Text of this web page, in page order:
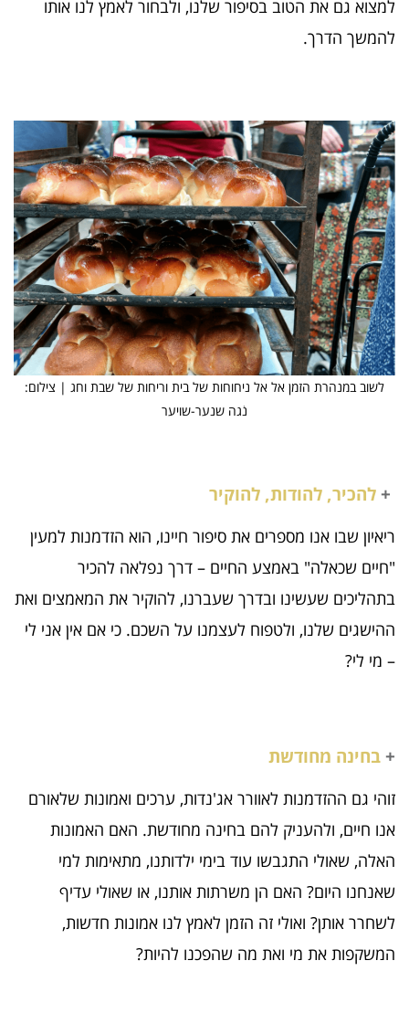
למצוא גם את הטוב בסיפור שלנו, ולבחור לאמץ לנו אותו
להמשך הדרך.
לשוב במנהרת הזמן אל אל ניחוחות של בית וריחות של שבת וחג | צילום:
נֹגה שנער-שויער
+להכיר, להודות, להוקיר
ריאיון שבו אנו מספרים את סיפור חיינו, הוא הזדמנות למעין
"חיים שכאלה" באמצע החיים – דרך נפלאה להכיר
בתהליכים שעשינו ובדרך שעברנו, להוקיר את המאמצים ואת
ההישגים שלנו, ולטפוח לעצמנו על השכם. כי אם אין אני לי
– מי לי?
+בחינה מחודשת
זוהי גם ההזדמנות לאוורר אג'נדות, ערכים ואמונות שלאורם
אנו חיים, ולהעניק להם בחינה מחודשת. האם האמונות
האלה, שאולי התגבשו עוד בימי ילדותנו, מתאימות למי
שאנחנו היום? האם הן משרתות אותנו, או שאולי עדיף
לשחרר אותן? ואולי זה הזמן לאמץ לנו אמונות חדשות,
המשקפות את מי ואת מה שהפכנו להיות?